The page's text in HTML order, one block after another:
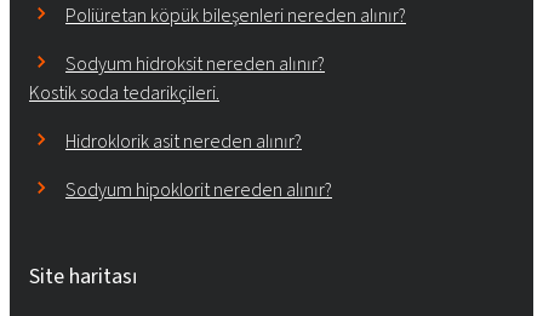
Poliüretan köpük bileşenleri nereden alınır?
Sodyum hidroksit nereden alınır?
Kostik soda tedarikçileri.
Hidroklorik asit nereden alınır?
Sodyum hipoklorit nereden alınır?
Site haritası